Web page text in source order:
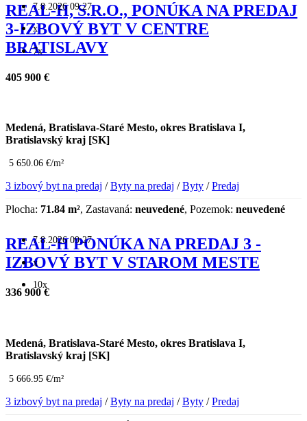
7.8.2026 09:27
x
7x
REAL-H, S.R.O., PONÚKA NA PREDAJ
3-IZBOVÝ BYT V CENTRE
BRATISLAVY
405 900 €
Medená, Bratislava-Staré Mesto, okres Bratislava I,
Bratislavský kraj [SK]
5 650.06 €/m²
3 izbový byt na predaj /Byty na predaj /Byty /Predaj
Plocha: 71.84 m², Zastavaná: neuvedené, Pozemok: neuvedené
7.8.2026 09:27
x
10x
REAL-H PONÚKA NA PREDAJ 3 -
IZBOVÝ BYT V STAROM MESTE
336 900 €
Medená, Bratislava-Staré Mesto, okres Bratislava I,
Bratislavský kraj [SK]
5 666.95 €/m²
3 izbový byt na predaj /Byty na predaj /Byty /Predaj